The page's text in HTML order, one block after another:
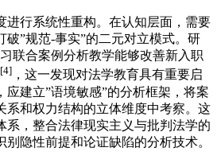
进行系统性重构。在认知层面，需要
破”规范-事实”的二元对立模式。研
联合案例分析教学能够改善新入职
[4] ，这一发现对法学教育具有重要启
应建立”语境敏感”的分析框架，将案
系和权力结构的立体维度中考察。这
系，整合法律现实主义与批判法学的
隐性前提和论证缺陷的分析技术。